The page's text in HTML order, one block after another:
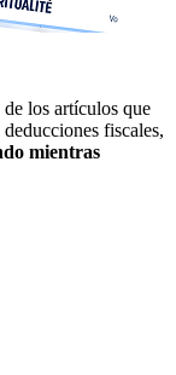
de los artículos que
fiscales,
mientras